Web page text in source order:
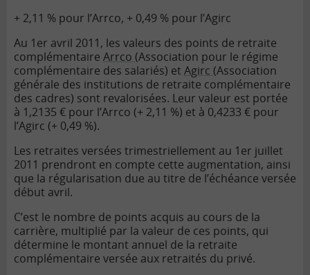
+ 2,11 % pour l’Arrco, + 0,49 % pour l’Agirc
Au 1er avril 2011, les valeurs des points de retraite
complémentaire Arrco (Association pour le régime
complémentaire des salariés) et Agirc (Association
générale des institutions de retraite complémentaire
des cadres) sont revalorisées. Leur valeur est portée
à 1,2135 € pour l’Arrco (+ 2,11 %) et à 0,4233 € pour
l’Agirc (+ 0,49 %).
Les retraites versées trimestriellement au 1er juillet
2011 prendront en compte cette augmentation, ainsi
que la régularisation due au titre de l’échéance versée
début avril.
C’est le nombre de points acquis au cours de la
carrière, multiplié par la valeur de ces points, qui
détermine le montant annuel de la retraite
complémentaire versée aux retraités du privé.